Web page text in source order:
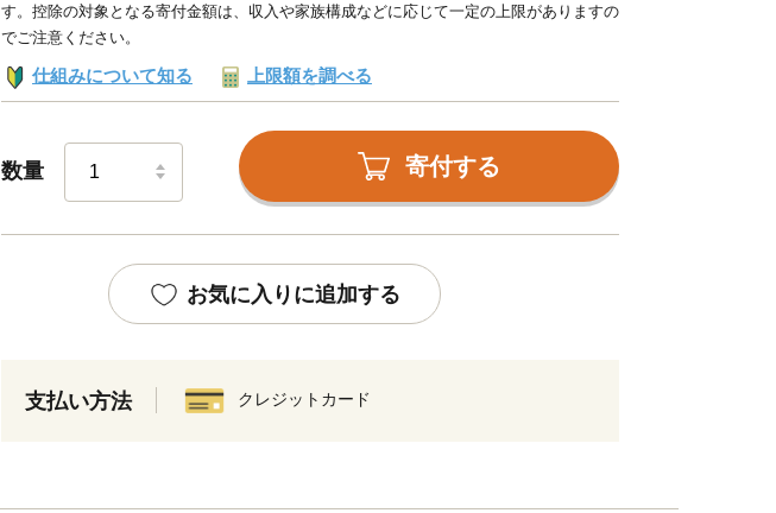
す。控除の対象となる寄付金額は、収入や家族構成などに応じて一定の上限がありますの
でご注意ください。
仕組みについて知る 上限額を調べる
数量 寄付する
お気に入りに追加する
支払い方法 クレジットカード